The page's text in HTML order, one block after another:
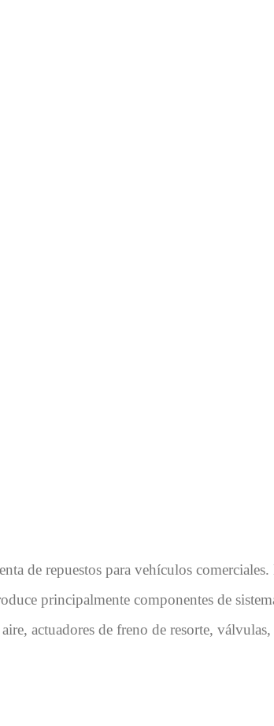
de repuestos para vehículos comerciales.
principalmente componentes de
actuadores de freno de resorte, válvulas,